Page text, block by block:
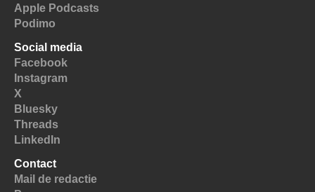
Apple Podcasts
Podimo
Social media
Facebook
Instagram
X
Bluesky
Threads
LinkedIn
Contact
Mail de redactie